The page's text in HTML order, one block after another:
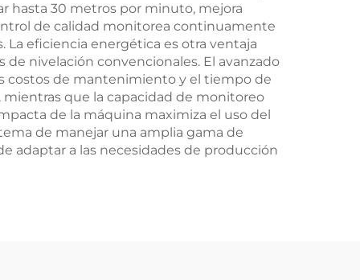
hasta 30 metros por minuto, mejora
de calidad monitorea continuamente
eficiencia energética es otra ventaja
nivelación convencionales. El avanzado
costos de mantenimiento y el tiempo de
mientras que la capacidad de monitoreo
de la máquina maximiza el uso del
de manejar una amplia gama de
adaptar a las necesidades de producción